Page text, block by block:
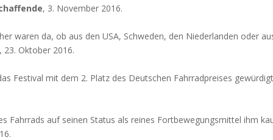
, 3. November 2016.
waren da, ob aus den USA, Schweden, den Niederlanden oder
23. Oktober 2016.
Festival mit dem 2. Platz des Deutschen Fahrradpreises gewürdigt
Fahrrads auf seinen Status als reines Fortbewegungsmittel ihm